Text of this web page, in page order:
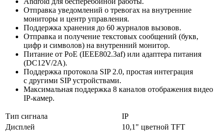
Отправка уведомлений о тревогах на внутренние
мониторы и центр управления.
Поддержка хранения до 60 журналов вызовов.
Отправка и получение текстовых сообщений (букв,
цифр и символов) на внутренний монитор.
Питание от PoE (IEEE802.3af) или адаптера питания
(DC12V/2A).
Поддержка протокола SIP 2.0, простая интеграция
с другими SIP устройствами.
Максимальная поддержка 8 каналов отображения видео
IP-камер.
Тип сигнала
IP
Дисплей
10,1" цветной TFT